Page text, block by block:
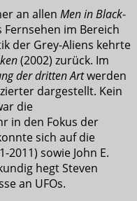
an allen Men in Black-
im Bereich
der Grey-Aliens kehrte
(2002) zurück. Im
der dritten Artwerden
dargestellt. Kein
die
in den Fokus der
sich auf die
sowie John E.
hegt Steven
an UFOs.